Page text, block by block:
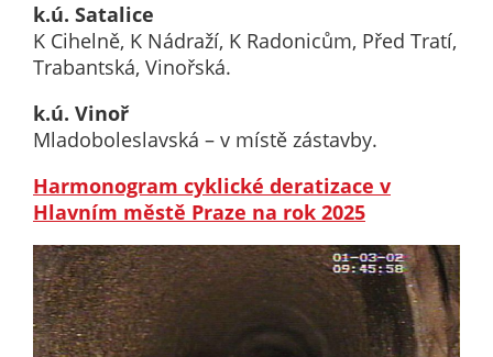
k.ú. Satalice
K Cihelně, K Nádraží, K Radonicům, Před Tratí,
Trabantská, Vinořská.
k.ú. Vinoř
Mladoboleslavská – v místě zástavby.
Harmonogram cyklické deratizace v
Hlavním městě Praze na rok 2025
opatření.
Personalizované
soubory cookie
Používáme rovněž
soubory cookie a
abychom
přizpůsobili naše
webové stránky
potřebám a